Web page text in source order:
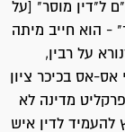
ל"דין מוסר" [על
- הוא חייב מיתה
על רבין,
אס בכיכר ציון
מדינה לא
להעמיד לדין איש